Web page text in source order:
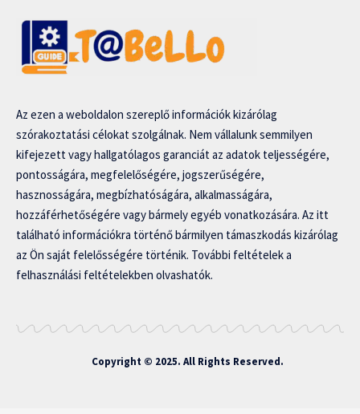
Az ezen a weboldalon szereplő információk kizárólag
szórakoztatási célokat szolgálnak. Nem vállalunk semmilyen
kifejezett vagy hallgatólagos garanciát az adatok teljességére,
pontosságára, megfelelőségére, jogszerűségére,
hasznosságára, megbízhatóságára, alkalmasságára,
hozzáférhetőségére vagy bármely egyéb vonatkozására. Az itt
található információkra történő bármilyen támaszkodás kizárólag
az Ön saját felelősségére történik. További feltételek a
felhasználási feltételekben olvashatók.
Copyright © 2025. All Rights Reserved.